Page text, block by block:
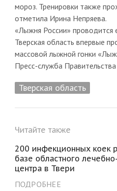
мороз. Тренировки также
отметила Ирина Непряева.
«Лыжня России» проводится
Тверская область впервые
массовой лыжной гонки
Пресс-служба
Тверская область
Читайте также
200 инфекционных коек
базе областного
центра в Твери
ПОДРОБНЕЕ